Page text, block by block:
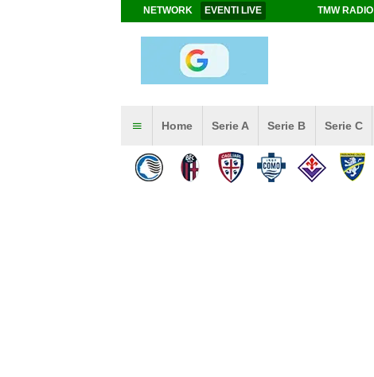
NETWORK EVENTI LIVE TMW RADIO
Home Serie A Serie B Serie C